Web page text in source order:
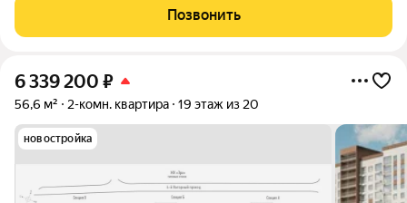
первый этаж и наличие крышной котельной, позволяющей
будущим жителям дома самим контролировать
Позвонить
6 339 200 ₽
56,6 м² 2-комн. квартира 19 этаж из 20
новостройка